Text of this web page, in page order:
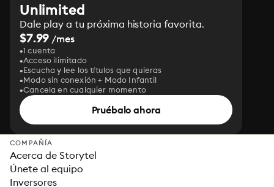
Unlimited
Dale play a tu próxima historia favorita.
$7.99 /mes
1 cuenta
Acceso ilimitado
Escucha y lee los títulos que quieras
Modo sin conexión + Modo Infantil
Cancela en cualquier momento
Pruébalo ahora
COMPAÑÍA
Acerca de Storytel
Únete al equipo
Inversores